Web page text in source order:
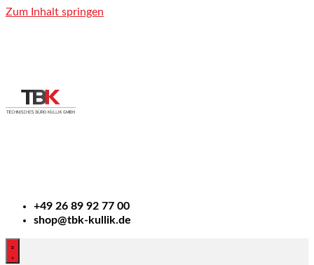
Zum Inhalt springen
+49 26 89 92 77 00
shop@tbk-kullik.de